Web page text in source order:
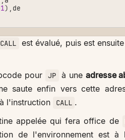
1), de
CALL est évalué, puis est ensuite
pour
JP à une adresse
saute enfin vers cette
l'instruction
CALL .
appelée qui fera office de
de l'environnement est